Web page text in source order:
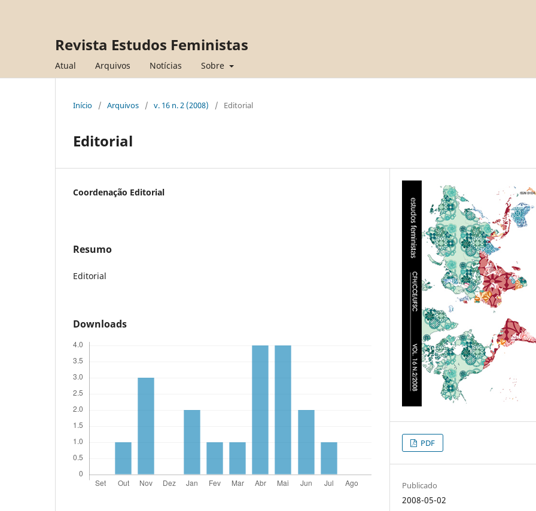
Revista Estudos Feministas
Atual Arquivos Notícias Sobre
Início / Arquivos / v. 16 n. 2 (2008) / Editorial
Editorial
Coordenação Editorial
Resumo
Editorial
Downloads
PDF
Publicado
2008-05-02